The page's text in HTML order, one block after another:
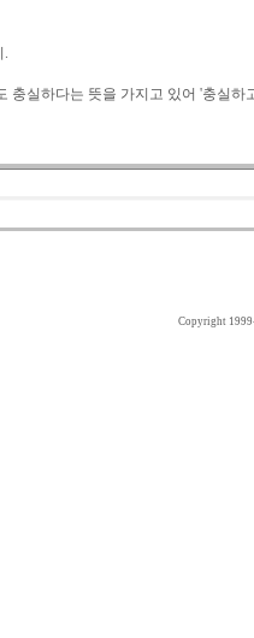
.
충실하다는 뜻을 가지고 있어 '충실하
Copyright